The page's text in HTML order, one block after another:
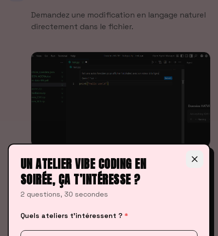
Demandez une modification en langage naturel
directement dans le fichier.
LA DEMANDE
UN ATELIER VIBE CODING EN
SOIRÉE, ÇA T’INTÉRESSE ?
2 questions, 30 secondes
Quels ateliers t’intéressent ? *